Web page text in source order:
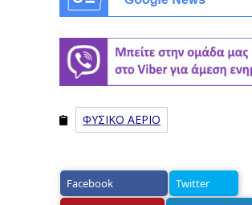
ΦΥΣΙΚΟ ΑΕΡΙΟ
Facebook
Twitter